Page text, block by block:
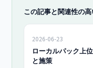
この記事と関連性の
2026-06-23
ローカルパック上
と施策